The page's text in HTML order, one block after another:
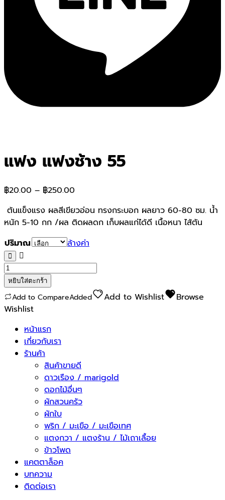
แฟง แฟงช้าง 55
฿20.00 – ฿250.00
ต้นแข็งแรง ผลสีเขียวอ่อน ทรงกระบอก ผลยาว 60-80 ซม. น้ำ
หนัก 5-10 กก /ผล ติดผลดก เก็บผลแก่ได้ดี เนื้อหนา ไส้ตัน
ปริมาณ
ล้างค่า
จำนวน
แฟง
แฟง
ช้าง
55
หยิบใส่ตะกร้า
Add to CompareAdded Add to Wishlist
Browse
Wishlist
หน้าแรก
เกี่ยวกับเรา
ร้านค้า
สินค้าขายดี
ดาวเรือง / marigold
ดอกไม้อื่นๆ
ผักสวนครัว
ผักใบ
พริก / มะเขือ / มะเขือเทศ
แตงกวา / แตงร้าน / ไม้เถาเลื้อย
ข้าวโพด
แคตตาล็อค
บทความ
ติดต่อเรา